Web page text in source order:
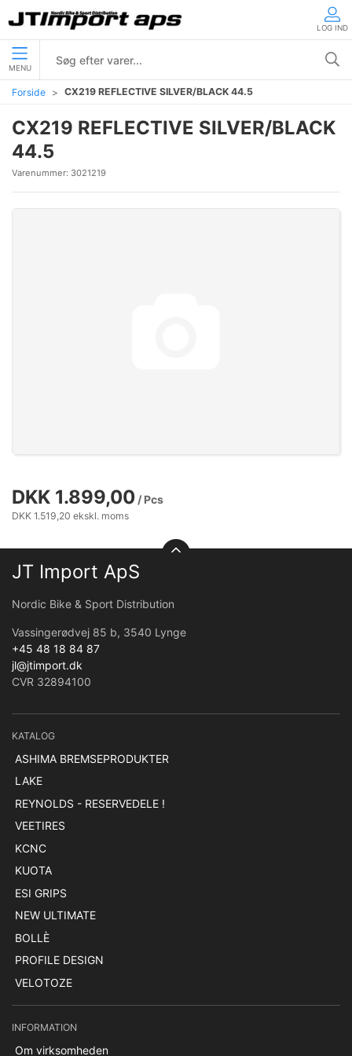
LOG IND
MENU
Forside CX219 REFLECTIVE SILVER/BLACK 44.5
CX219 REFLECTIVE SILVER/BLACK
44.5
Varenummer: 3021219
DKK 1.899,00 / Pcs
DKK 1.519,20 ekskl. moms
JT Import ApS
Nordic Bike & Sport Distribution
Vassingerødvej 85 b, 3540 Lynge
+45 48 18 84 87
jl@jtimport.dk
CVR 32894100
KATALOG
ASHIMA BREMSEPRODUKTER
LAKE
REYNOLDS - RESERVEDELE !
VEETIRES
KCNC
KUOTA
ESI GRIPS
NEW ULTIMATE
BOLLÈ
PROFILE DESIGN
VELOTOZE
INFORMATION
Om virksomheden